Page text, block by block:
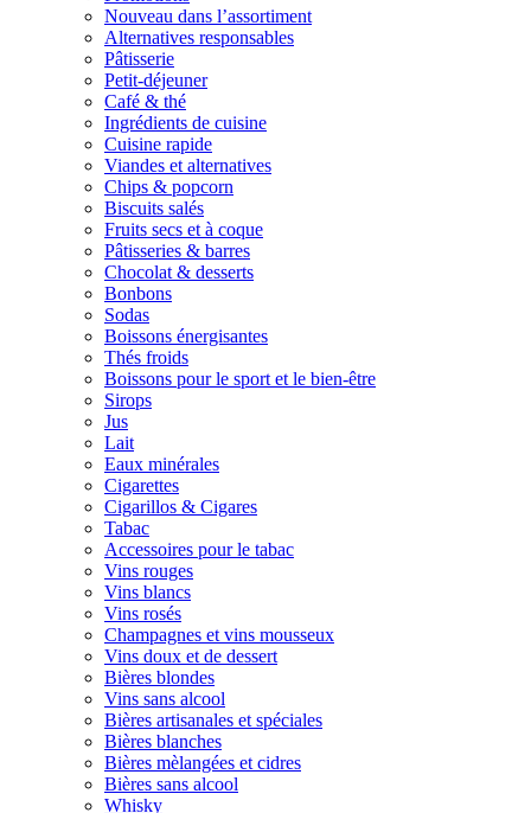
Nouveau dans l’assortiment
Alternatives responsables
Pâtisserie
Petit-déjeuner
Café & thé
Ingrédients de cuisine
Cuisine rapide
Viandes et alternatives
Chips & popcorn
Biscuits salés
Fruits secs et à coque
Pâtisseries & barres
Chocolat & desserts
Bonbons
Sodas
Boissons énergisantes
Thés froids
Boissons pour le sport et le bien-être
Sirops
Jus
Lait
Eaux minérales
Cigarettes
Cigarillos & Cigares
Tabac
Accessoires pour le tabac
Vins rouges
Vins blancs
Vins rosés
Champagnes et vins mousseux
Vins doux et de dessert
Bières blondes
Vins sans alcool
Bières artisanales et spéciales
Bières blanches
Bières mèlangées et cidres
Bières sans alcool
Whisky